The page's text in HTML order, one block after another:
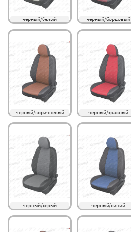
черный/белый черный/бордовый
черный/коричневый черный/красный
черный/серый черный/синий